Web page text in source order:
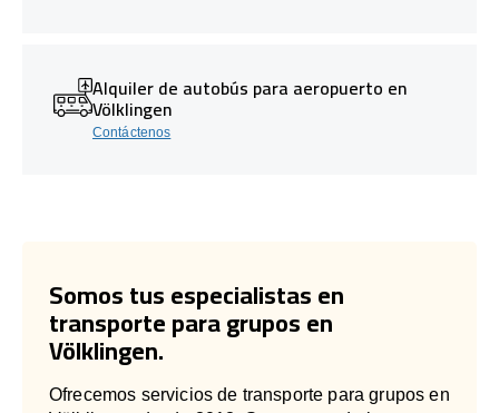
Alquiler de autobús para aeropuerto en
Völklingen
Contáctenos
Somos tus especialistas en
transporte para grupos en
Völklingen.
Ofrecemos servicios de transporte para grupos en